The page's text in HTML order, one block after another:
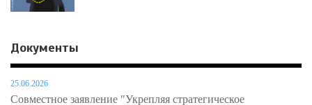
Документы
25.06.2026
Совместное заявление "Укрепляя стратегическое